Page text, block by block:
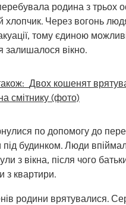
родина з трьох
хлопчик. Через вогонь
тому єдиною
залишалося вікно.
Двох кошенят
смітнику (фото)
по допомогу до
будинком. Люди
з вікна, після чого
з квартири.
родини врятувалися.